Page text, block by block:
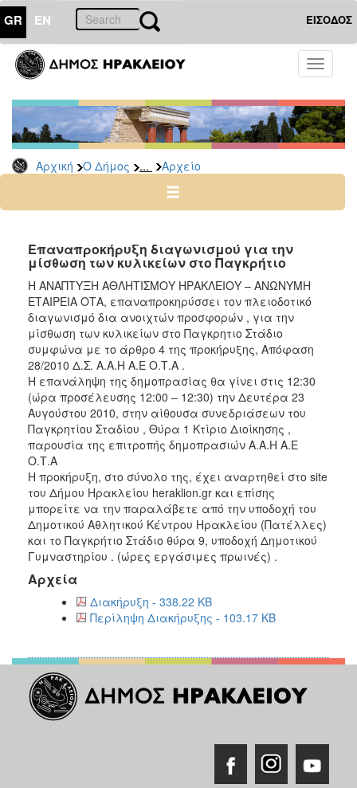
GR EN ΕΙΣΟΔΟΣ
Toggle
Αρχική Ο Δήμος ... Αρχείο
ΔΗΜΟΣ
Διακηρύξεις
Δημοπρασίες
Αρχείο
2025
2023
2022
2021
2020
2019
2018
2017
2016
2015
2013
ΤΟΠΟΣ
ΠΟΛΙΤΙΣΜΟΣ
ΠΟΛΗ
Επαναπροκήρυξη διαγωνισμού για την
μίσθωση των κυλικείων στο Παγκρήτιο
Η ΑΝΑΠΤΥΞΗ ΑΘΛΗΤΙΣΜΟΥ ΗΡΑΚΛΕΙΟΥ – ΑΝΩΝΥΜΗ
ΕΤΑΙΡΕΙΑ ΟΤΑ, επαναπροκηρύσσει τον πλειοδοτικό
διαγωνισμό δια ανοιχτών προσφορών , για την
μίσθωση των κυλικείων στο Παγκρητιο Στάδιο
συμφώνα με το άρθρο 4 της προκήρυξης, Απόφαση
28/2010 Δ.Σ. Α.Α.Η Α.Ε Ο.Τ.Α .
Η επανάληψη της δημοπρασίας θα γίνει στις 12:30
(ώρα προσέλευσης 12:00 – 12:30) την Δευτέρα 23
Aυγούστου 2010, στην αίθουσα συνεδριάσεων του
Παγκρητίου Σταδίου , Θύρα 1 Κτίριο Διοίκησης ,
παρουσία της επιτροπής δημοπρασιών Α.Α.Η Α.Ε
Ο.Τ.Α
Η προκήρυξη, στο σύνολο της, έχει αναρτηθεί στο site
του Δήμου Ηρακλείου heraklion.gr και επίσης
μπορείτε να την παραλάβετε από την υποδοχή του
Δημοτικού Αθλητικού Κέντρου Ηρακλείου (Πατέλλες)
και το Παγκρήτιο Στάδιο θύρα 9, υποδοχή Δημοτικού
Γυμναστηρίου . (ώρες εργάσιμες πρωινές) .
Αρχεία
Διακήρυξη - 338.22 KB
Περίληψη Διακήρυξης - 103.17 KB